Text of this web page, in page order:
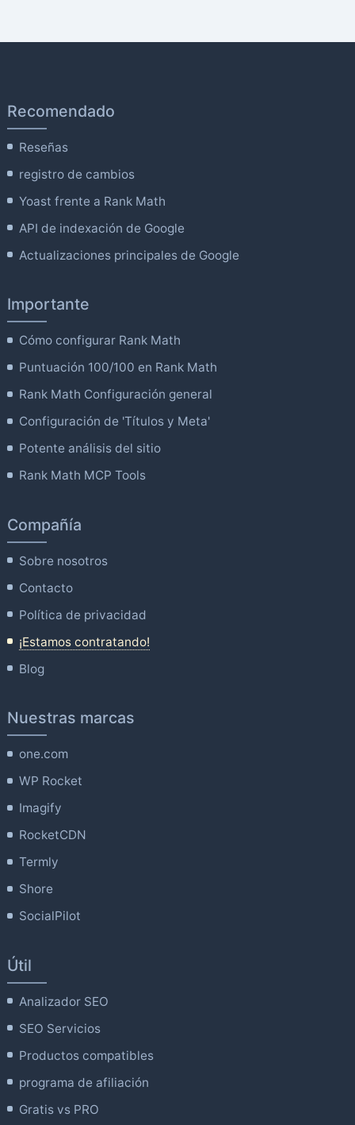
Recomendado
Reseñas
registro de cambios
Yoast frente a Rank Math
API de indexación de Google
Actualizaciones principales de Google
Importante
Cómo configurar Rank Math
Puntuación 100/100 en Rank Math
Rank Math Configuración general
Configuración de 'Títulos y Meta'
Potente análisis del sitio
Rank Math MCP Tools
Compañía
Sobre nosotros
Contacto
Política de privacidad
¡Estamos contratando!
Blog
Nuestras marcas
one.com
WP Rocket
Imagify
RocketCDN
Termly
Shore
SocialPilot
Útil
Analizador SEO
SEO Servicios
Productos compatibles
programa de afiliación
Gratis vs PRO